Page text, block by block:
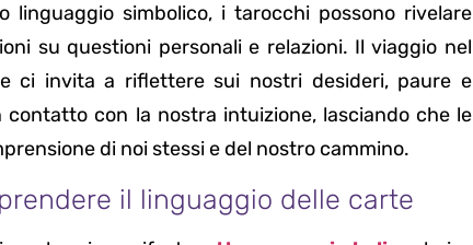
linguaggio simbolico, i tarocchi possono rivelare
su questioni personali e relazioni. Il viaggio nel
ci invita a riflettere sui nostri desideri, paure e
con la nostra intuizione, lasciando che le
di noi stessi e del nostro cammino.
il linguaggio delle carte